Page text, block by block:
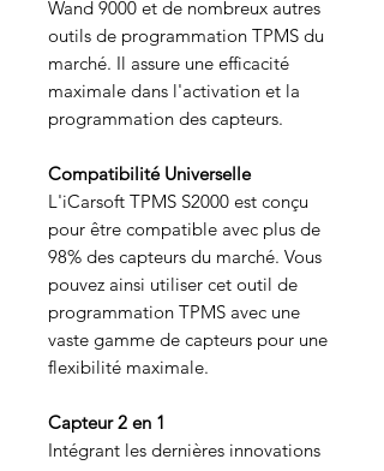
Wand 9000 et de nombreux autres
outils de programmation TPMS du
marché. Il assure une efficacité
maximale dans l'activation et la
programmation des capteurs.
Compatibilité Universelle
L'iCarsoft TPMS S2000 est conçu
pour être compatible avec plus de
98% des capteurs du marché. Vous
pouvez ainsi utiliser cet outil de
programmation TPMS avec une
vaste gamme de capteurs pour une
flexibilité maximale.
Capteur 2 en 1
Intégrant les dernières innovations